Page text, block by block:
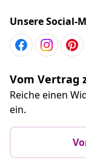
Unsere Social-
Vom Vertrag
Reiche einen
ein.